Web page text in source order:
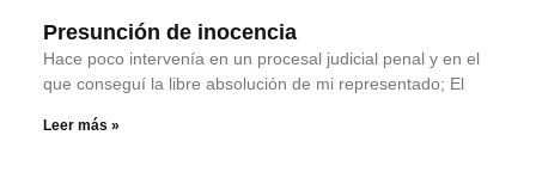
Presunción de inocencia
Hace poco intervenía en un procesal judicial penal y en el
que conseguí la libre absolución de mi representado; El
Leer más »